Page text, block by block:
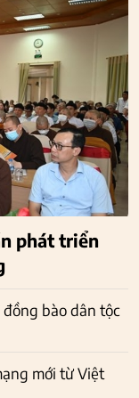
phát triển
bào dân tộc
mới từ Việt